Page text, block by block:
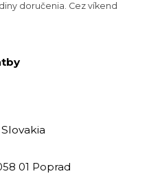
doručenia. Cez víkend
Slovakia
01 Poprad